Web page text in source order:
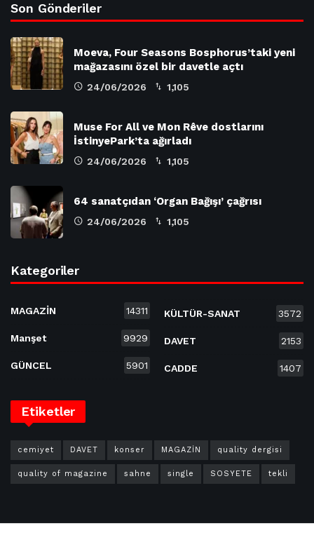
Son Gönderiler
Moeva, Four Seasons Bosphorus’taki yeni
mağazasını özel bir davetle açtı
24/06/2026 1,105
Muse For All ve Mon Rêve dostlarını
İstinyePark’ta ağırladı
24/06/2026 1,105
64 sanatçıdan ‘Organ Bağışı’ çağrısı
24/06/2026 1,105
Kategoriler
MAGAZİN 14311
Manşet 9929
GÜNCEL 5901
KÜLTÜR-SANAT 3572
DAVET 2153
CADDE 1407
Etiketler
cemiyet DAVET konser MAGAZİN quality dergisi
quality of magazine sahne single SOSYETE tekli